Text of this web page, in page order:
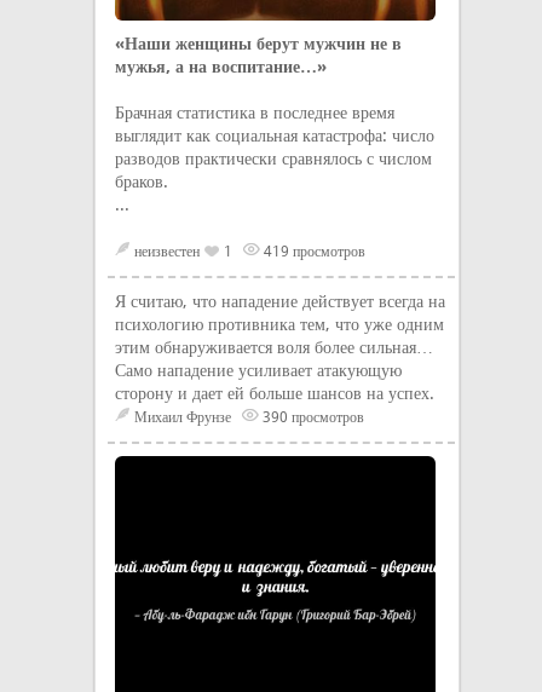
«Наши женщины берут мужчин не в
мужья, а на воспитание…»
Брачная статистика в последнее время
выглядит как социальная катастрофа: число
разводов практически сравнялось с числом
браков.
...
неизвестен 1 419 просмотров
Я считаю, что нападение действует всегда на
психологию противника тем, что уже одним
этим обнаруживается воля более сильная…
Само нападение усиливает атакующую
сторону и дает ей больше шансов на успех.
Михаил Фрунзе 390 просмотров